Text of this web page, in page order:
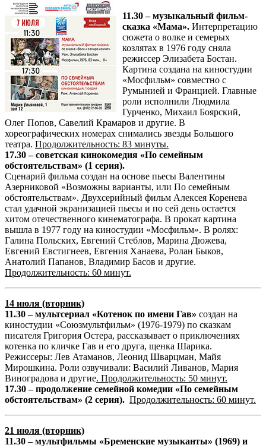
11.30 – музыкальный фильм-
сказка «Мама». Интерпретацию
сюжета о волке и семерых
козлятах в 1976 году сняла
режиссер Элизабета Бостан.
Картина создана на киностудии
«Мосфильм» совместно с
Румынией и Францией. Главные
роли исполнили Людмила
Гурченко, Михаил Боярский,
Олег Попов, Савелий Крамаров и другие. В
хореографических номерах снимались звезды Большого
театра. Продолжительность: 83 минуты.
17.30 – советская кинокомедия «По семейным
обстоятельствам» (1 серия).
Сценарий фильма создан на основе пьесы Валентины
Азерниковой «Возможны варианты, или По семейным
обстоятельствам». Двухсерийный фильм Алексея Коренева
стал удачной экранизацией пьесы и по сей день остается
хитом отечественного кинематографа. В прокат картина
вышла в 1977 году на киностудии «Мосфильм». В ролях:
Галина Польских, Евгений Стеблов, Марина Дюжева,
Евгений Евстигнеев, Евгения Ханаева, Ролан Быков,
Анатолий Папанов, Владимир Басов и другие.
Продолжительность: 60 минут.
14 июля (вторник)
11.30 – мультсериал «Котенок по имени Гав» создан на
киностудии «Союзмультфильм» (1976-1979) по сказкам
писателя Григория Остера, рассказывает о приключениях
котенка по кличке Гав и его друга, щенка Шарика.
Режиссеры: Лев Атаманов, Леонид Шварцман, Майя
Мирошкина. Роли озвучивали: Василий Ливанов, Мария
Виноградова и другие. Продолжительность: 50 минут.
17.30 – продолжение семейной комедии «По семейным
обстоятельствам» (2 серия). Продолжительность: 60 минут.
21 июля (вторник)
11.30 – мультфильмы «Бременские музыканты» (1969) и